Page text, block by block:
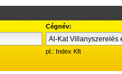
Cégnév:
pl.: Index Kft